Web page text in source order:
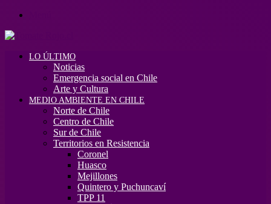
LO ÚLTIMO
Noticias
Emergencia social en Chile
Arte y Cultura
MEDIO AMBIENTE EN CHILE
Norte de Chile
Centro de Chile
Sur de Chile
Territorios en Resistencia
Coronel
Huasco
Mejillones
Quintero y Puchuncaví
TPP 11